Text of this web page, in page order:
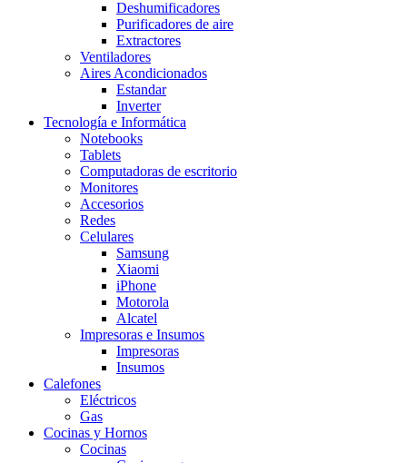
Deshumificadores
Purificadores de aire
Extractores
Ventiladores
Aires Acondicionados
Estandar
Inverter
Tecnología e Informática
Notebooks
Tablets
Computadoras de escritorio
Monitores
Accesorios
Redes
Celulares
Samsung
Xiaomi
iPhone
Motorola
Alcatel
Impresoras e Insumos
Impresoras
Insumos
Calefones
Eléctricos
Gas
Cocinas y Hornos
Cocinas